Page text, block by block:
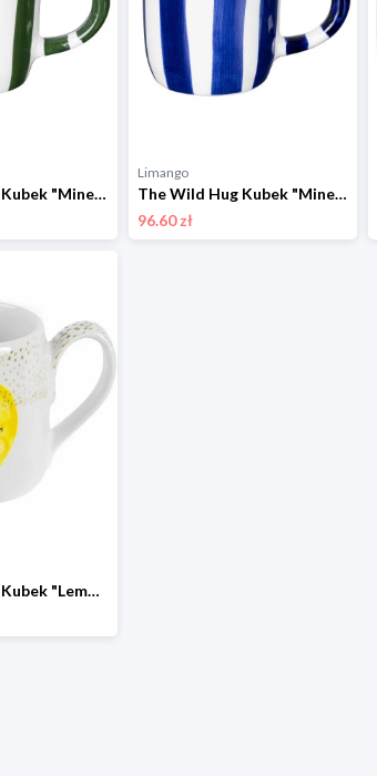
The Wild Hug Kubek "Minerva" w kolorze biało-zielonym - wys. 9 cm rozmiar: onesize
Limango
The Wild Hug Kubek "Minerva" w kolorze biało-niebieskim - wys. 9 cm rozmiar: onesize
96.60 zł
The Wild Hug Kubek "Lemmon" w kolorze biało-żółtym - wys. 9 cm rozmiar: onesize